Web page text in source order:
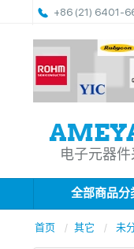
+86 (21) 6401-
电子元器件
全部商品分
首页 其它 未